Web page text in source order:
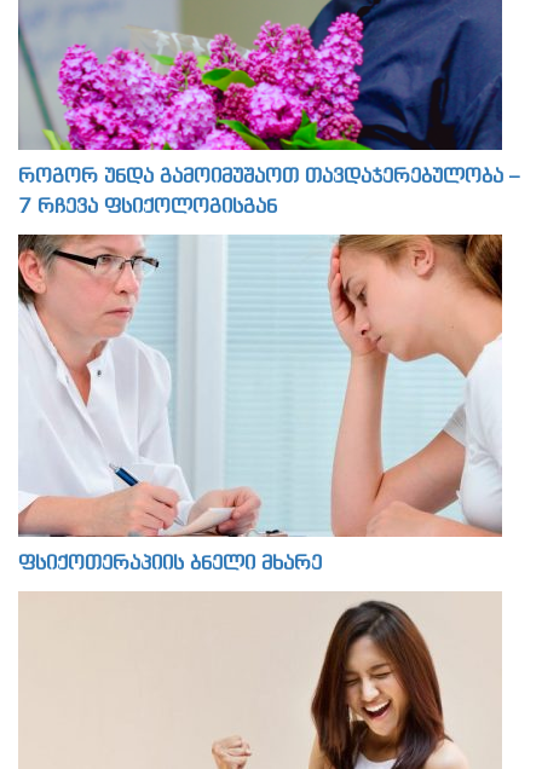
როგორ უნდა გამოიმუშაოთ თავდაჯერებულობა –
7 რჩევა ფსიქოლოგისგან
ფსიქოთერაპიის ბნელი მხარე